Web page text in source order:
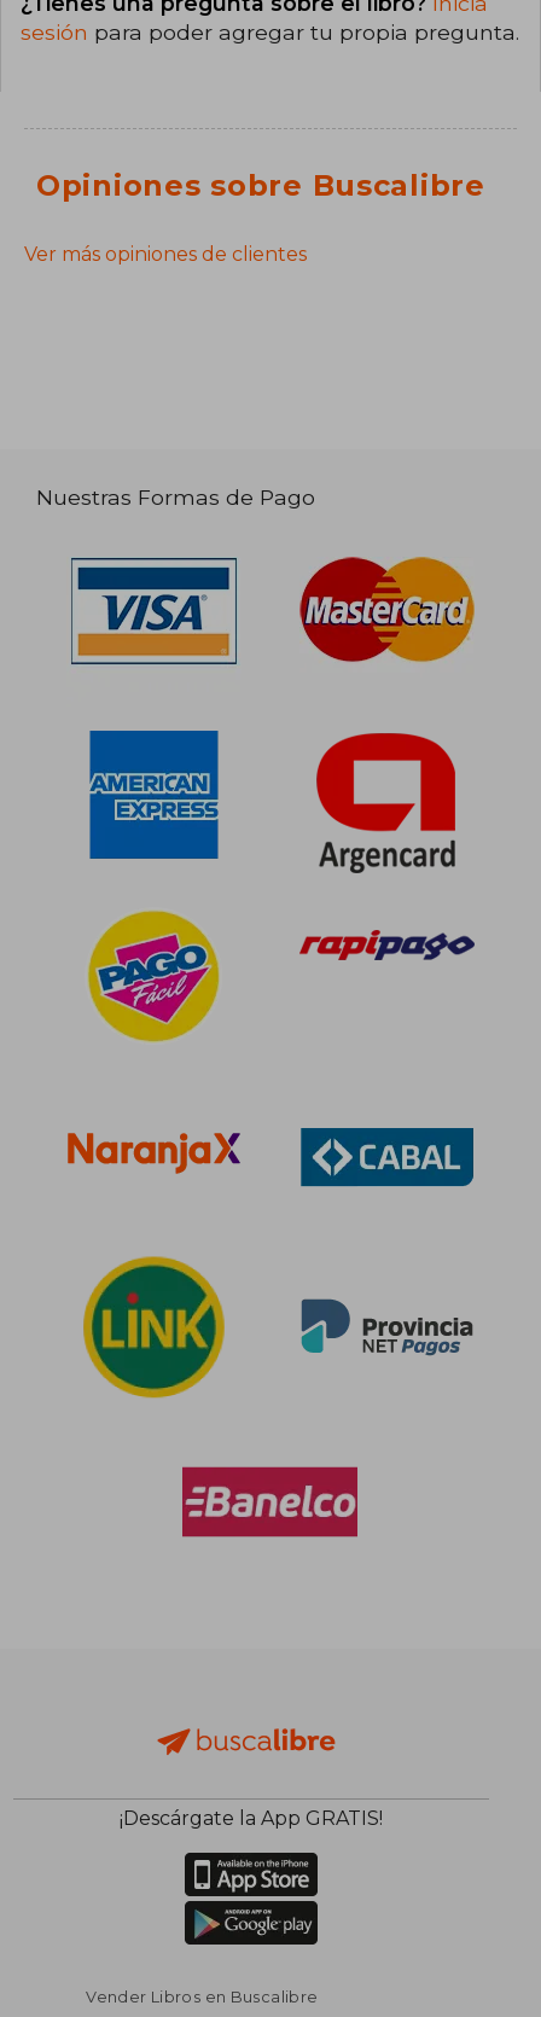
sesión para poder agregar tu propia pregunta.
Opiniones sobre Buscalibre
Ver más opiniones de clientes
Nuestras Formas de Pago
¡Descárgate la App GRATIS!
Vender Libros en Buscalibre